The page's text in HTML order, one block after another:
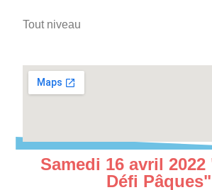
Tout niveau
Samedi 16 avril
Défi Pâques"